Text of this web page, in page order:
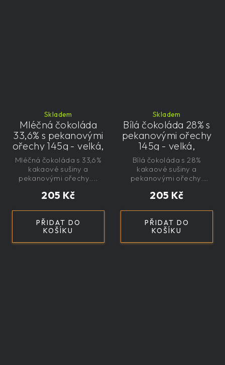
Skladem
Mléčná čokoláda
33,6% s pekanovými
ořechy 145g - velká,
řemeslná,
exkluzivní, dárková
205 Kč
PŘIDAT DO
KOŠÍKU
Mléčná čokoláda s 33,6%
kakaové sušiny a
pekanovými ořechy....
Skladem
Bílá čokoláda 28% s
pekanovými ořechy
145g - velká,
řemeslná,
exkluzivní, dárková
205 Kč
PŘIDAT DO
KOŠÍKU
Bílá čokoláda s 28%
kakaové sušiny a
pekanovými ořechy.